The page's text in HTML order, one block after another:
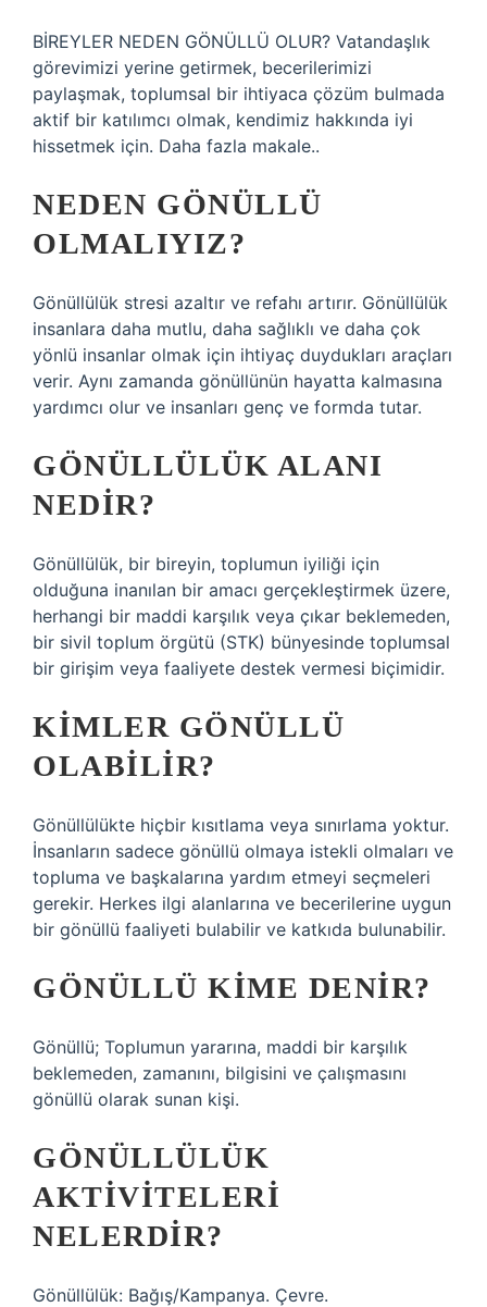
BİREYLER NEDEN GÖNÜLLÜ OLUR? Vatandaşlık
görevimizi yerine getirmek, becerilerimizi
paylaşmak, toplumsal bir ihtiyaca çözüm bulmada
aktif bir katılımcı olmak, kendimiz hakkında iyi
hissetmek için. Daha fazla makale..
NEDEN GÖNÜLLÜ
OLMALIYIZ?
Gönüllülük stresi azaltır ve refahı artırır. Gönüllülük
insanlara daha mutlu, daha sağlıklı ve daha çok
yönlü insanlar olmak için ihtiyaç duydukları araçları
verir. Aynı zamanda gönüllünün hayatta kalmasına
yardımcı olur ve insanları genç ve formda tutar.
GÖNÜLLÜLÜK ALANI
NEDIR?
Gönüllülük, bir bireyin, toplumun iyiliği için
olduğuna inanılan bir amacı gerçekleştirmek üzere,
herhangi bir maddi karşılık veya çıkar beklemeden,
bir sivil toplum örgütü (STK) bünyesinde toplumsal
bir girişim veya faaliyete destek vermesi biçimidir.
KIMLER GÖNÜLLÜ
OLABILIR?
Gönüllülükte hiçbir kısıtlama veya sınırlama yoktur.
İnsanların sadece gönüllü olmaya istekli olmaları ve
topluma ve başkalarına yardım etmeyi seçmeleri
gerekir. Herkes ilgi alanlarına ve becerilerine uygun
bir gönüllü faaliyeti bulabilir ve katkıda bulunabilir.
GÖNÜLLÜ KIME DENIR?
Gönüllü; Toplumun yararına, maddi bir karşılık
beklemeden, zamanını, bilgisini ve çalışmasını
gönüllü olarak sunan kişi.
GÖNÜLLÜLÜK
AKTIVITELERI
NELERDIR?
Gönüllülük: Bağış/Kampanya. Çevre.